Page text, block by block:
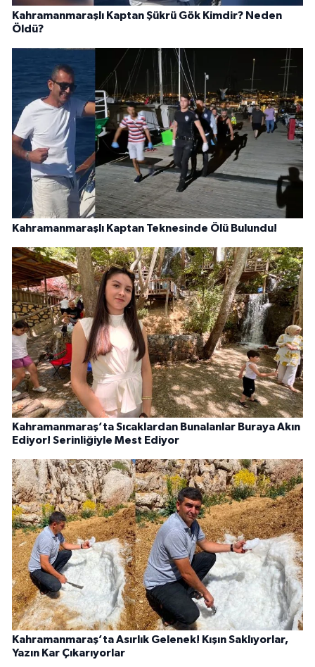
Kahramanmaraşlı Kaptan Şükrü Gök Kimdir? Neden
Öldü?
Kahramanmaraşlı Kaptan Teknesinde Ölü Bulundu!
Kahramanmaraş’ta Sıcaklardan Bunalanlar Buraya Akın
Ediyor! Serinliğiyle Mest Ediyor
Kahramanmaraş’ta Asırlık Gelenek! Kışın Saklıyorlar,
Yazın Kar Çıkarıyorlar